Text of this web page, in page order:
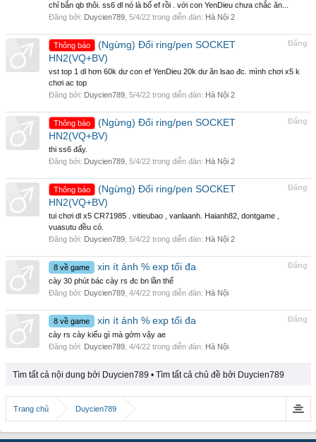
chỉ bắn qb thôi. ss6 dl nó là bố ef rồi . với con YenDieu chưa chắc ăn...
Đăng bởi: Duycien789, 5/4/22trong diễn đàn: Hà Nội 2
Đăng
Thông báo (Ngừng) Đổi ring/pen SOCKET
HN2(VQ+BV)
vst top 1 dl hơn 60k dư con ef YenDieu 20k dư ăn lsao đc. mình chơi x5 k
chơi ac top
Đăng bởi: Duycien789, 5/4/22trong diễn đàn: Hà Nội 2
Đăng
Thông báo (Ngừng) Đổi ring/pen SOCKET
HN2(VQ+BV)
thi ss6 đấy.
Đăng bởi: Duycien789, 5/4/22trong diễn đàn: Hà Nội 2
Đăng
Thông báo (Ngừng) Đổi ring/pen SOCKET
HN2(VQ+BV)
tui chơi dl x5 CR71985 . vitieubao , vanlaanh. Haianh82, dontgame ,
vuasutu đều có.
Đăng bởi: Duycien789, 5/4/22trong diễn đàn: Hà Nội 2
Đăng
8 về game xin ít ảnh % exp tối đa
cày 30 phút bác cày rs đc bn lần thế
Đăng bởi: Duycien789, 4/4/22trong diễn đàn: Hà Nội
Đăng
8 về game xin ít ảnh % exp tối đa
cày rs cày kiểu gì mà gớm vậy ae
Đăng bởi: Duycien789, 4/4/22trong diễn đàn: Hà Nội
Tìm tất cả nội dung bởi Duycien789 Tìm tất cả chủ đề bởi Duycien789
Trang chủ Duycien789